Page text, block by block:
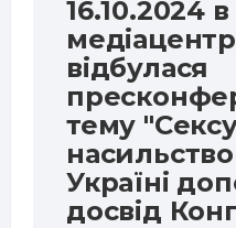
16.10.2024
відбулася
тему
насильство
Україні
досвід